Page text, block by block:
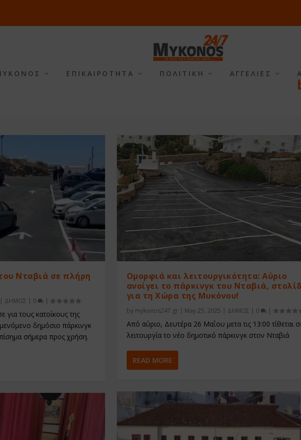
ΕΠΙΚΑΙΡΟΤΗΤΑ ΠΟΛΙΤΙΚΗ ΑΓΓΕΛΙΕΣ
Νταβιά σε πλήρη
| ΔΗΜΟΣ | 0 |
για τους κατοίκους της
δημόσιο πάρκινγκ
σήμερα προς χρήση.
Ομορφιά και λειτουργικότητα: Αύριο
ανοίγει το πάρκινγκ του Νταβιά,
για τη Χώρα της Μυκόνου!
by mykonos247.gr | May 25, 2025 | ΔΗΜΟΣ | 0 |
Από αύριο, Δευτέρα 26 Μαΐου μετα τις 13:00 τίθεται
λειτουργία το νέο δημοτικό πάρκινγκ στον Νταβιά
READ MORE